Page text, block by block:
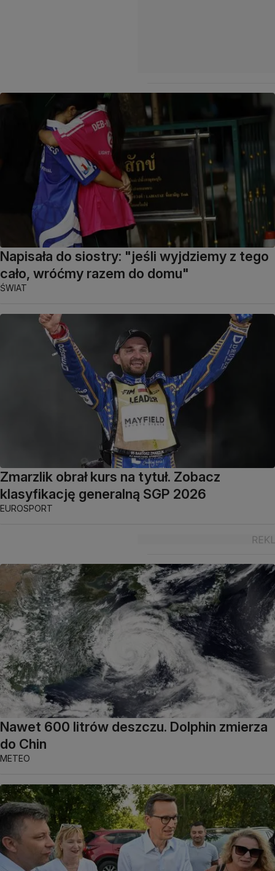
Napisała do siostry: "jeśli wyjdziemy z tego
cało, wróćmy razem do domu"
ŚWIAT
Zmarzlik obrał kurs na tytuł. Zobacz
klasyfikację generalną SGP 2026
EUROSPORT
Nawet 600 litrów deszczu. Dolphin zmierza
do Chin
METEO